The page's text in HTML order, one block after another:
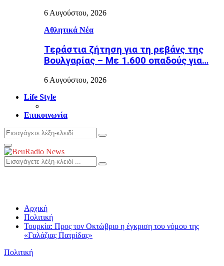
6 Αυγούστου, 2026
Αθλητικά Νέα
Τεράστια ζήτηση για τη ρεβάνς της
Βουλγαρίας – Με 1.600 οπαδούς για…
6 Αυγούστου, 2026
Life Style
Επικοινωνία
Search
for:
Search
Primary
Menu
Search
for:
Search
Αρχική
Πολιτική
Τουρκία: Προς τον Οκτώβριο η έγκριση του νόμου της
«Γαλάζιας Πατρίδας»
Πολιτική